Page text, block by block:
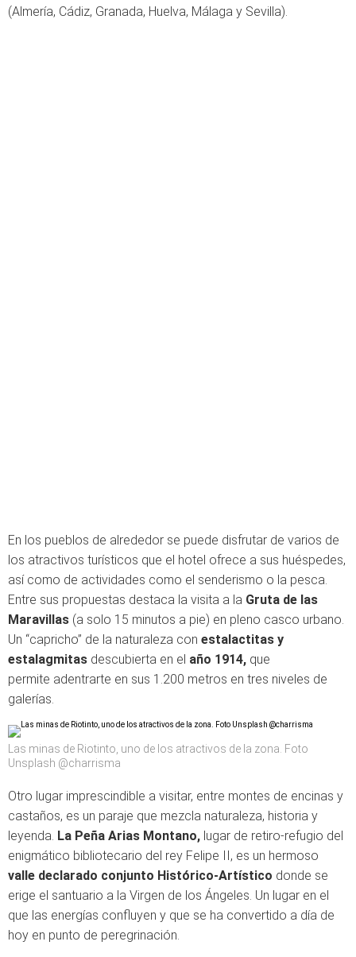
(Almería, Cádiz, Granada, Huelva, Málaga y Sevilla).
En los pueblos de alrededor se puede disfrutar de varios de
los atractivos turísticos que el hotel ofrece a sus huéspedes,
así como de actividades como el senderismo o la pesca.
Entre sus propuestas destaca la visita a la Gruta de las
Maravillas (a solo 15 minutos a pie) en pleno casco urbano.
Un “capricho” de la naturaleza con estalactitas y
estalagmitas descubierta en el año 1914, que
permite adentrarte en sus 1.200 metros en tres niveles de
galerías.
Las minas de Riotinto, uno de los atractivos de la zona. Foto
Unsplash @charrisma
Otro lugar imprescindible a visitar, entre montes de encinas y
castaños, es un paraje que mezcla naturaleza, historia y
leyenda. La Peña Arias Montano, lugar de retiro-refugio del
enigmático bibliotecario del rey Felipe II, es un hermoso
valle declarado conjunto Histórico-Artístico donde se
erige el santuario a la Virgen de los Ángeles. Un lugar en el
que las energías confluyen y que se ha convertido a día de
hoy en punto de peregrinación.